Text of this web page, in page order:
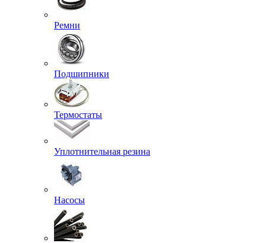
Ремни
Подшипники
Термостаты
Уплотнительная резина
Насосы